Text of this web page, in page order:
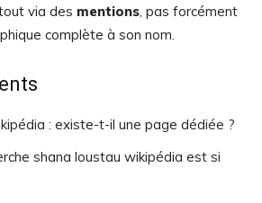
via des mentions, pas forcément
complète à son nom.
: existe-t-il une page dédiée ?
shana loustau wikipédia est si